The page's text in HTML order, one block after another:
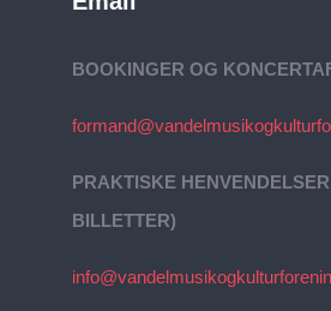
BOOKINGER OG
PRAKTISKE
BILLETTER)